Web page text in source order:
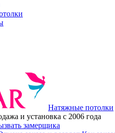
Натяжные потолки
и установка с 2006 года
замерщика